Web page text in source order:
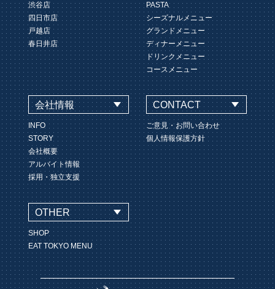
渋谷店
四日市店
戸越店
春日井店
PASTA
シーズナルメニュー
グランドメニュー
ディナーメニュー
ドリンクメニュー
コースメニュー
会社情報
INFO
STORY
会社概要
アルバイト情報
採用・独立支援
CONTACT
ご意見・お問い合わせ
個人情報保護方針
OTHER
SHOP
EAT TOKYO MENU